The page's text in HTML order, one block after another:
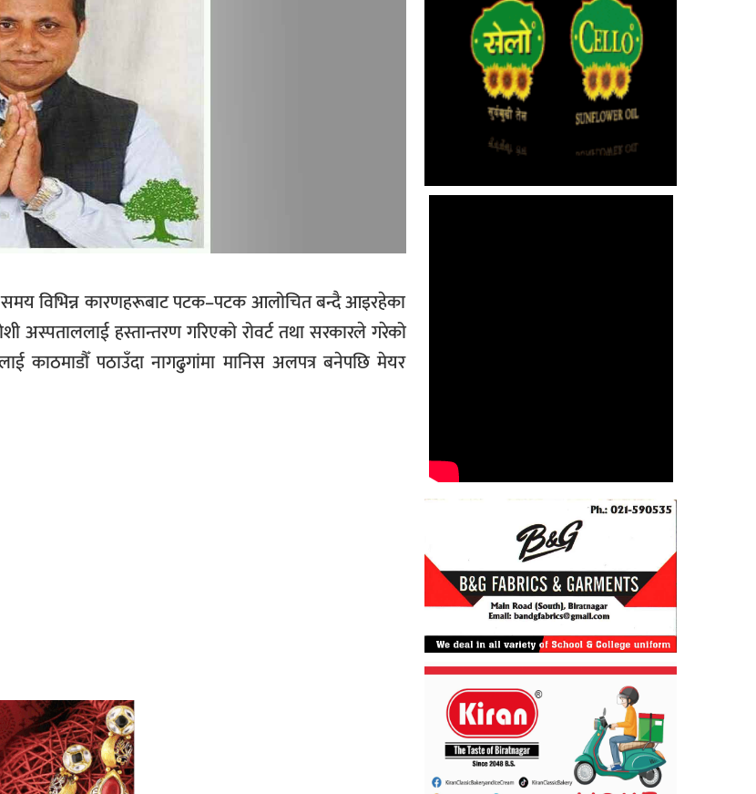
समय विभिन्न कारणहरूबाट पटक–पटक आलोचित बन्दै आइरहेका
अस्पताललाई हस्तान्तरण गरिएको रोवर्ट तथा सरकारले गरेको
काठमाडौँ पठाउँदा नागढुगांमा मानिस अलपत्र बनेपछि मेयर